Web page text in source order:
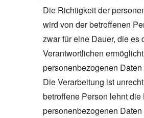
Die Richtigkeit der
wird von der betroffenen
zwar für eine Dauer, die es
Verantwortlichen
personenbezogenen
Die Verarbeitung ist
betroffene Person lehnt die
personenbezogenen